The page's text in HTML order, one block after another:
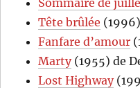
Tête brûlée
Fanfare d’amour
Marty(1955) de
Lost Highway